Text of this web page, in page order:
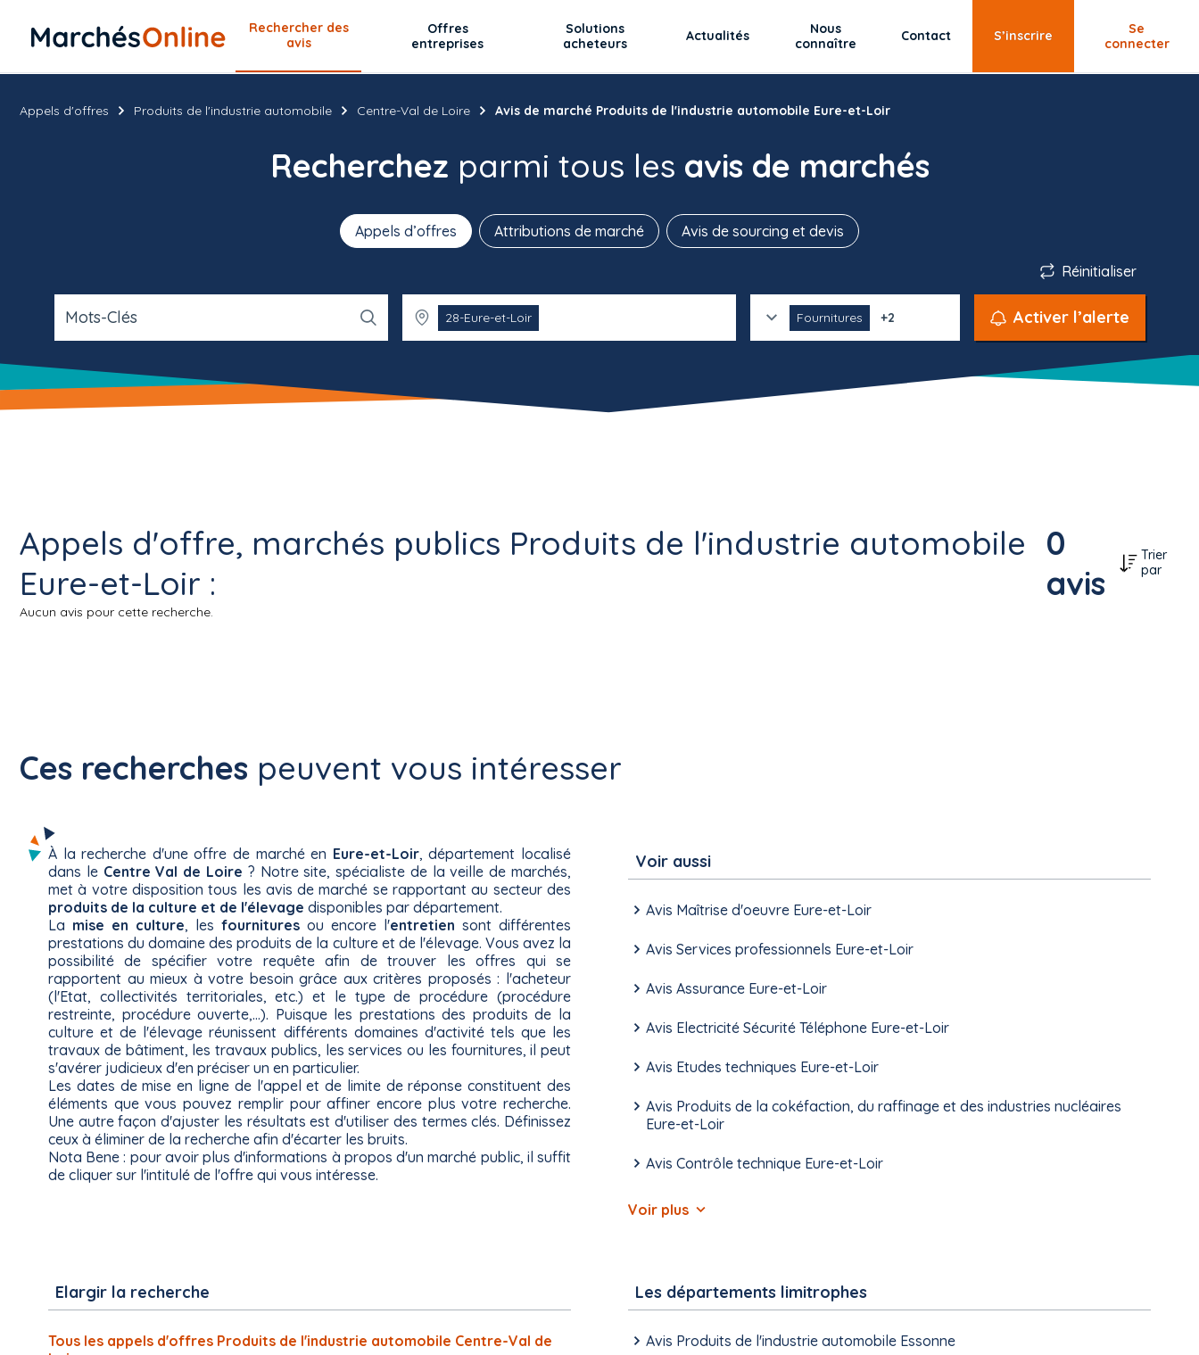
Rechercher des
avis
Offres
entreprises
Solutions
acheteurs
Actualités
Nous
connaître
Contact S’inscrire
Se
connecter
Recherchez parmi tous les avis de marchés
Appels d’offres Attributions de marché Avis de sourcing et devis
Réinitialiser
Mots-Clés 28-Eure-et-Loir Fournitures +2 Activer l’alerte
Appels d'offres Produits de l'industrie automobile Centre-Val de Loire Avis de marché Produits de l'industrie automobile Eure-et-Loir
Appels d'offre, marchés publics Produits de l'industrie automobile
Eure-et-Loir :
0
avis
Trier
par
Aucun avis pour cette recherche.
Ces recherches peuvent vous intéresser
À la recherche d'une offre de marché en Eure-et-Loir, département localisé
dans le Centre Val de Loire ? Notre site, spécialiste de la veille de marchés,
met à votre disposition tous les avis de marché se rapportant au secteur des
produits de la culture et de l'élevage disponibles par département.
La mise en culture, les fournitures ou encore l'entretien sont différentes
prestations du domaine des produits de la culture et de l'élevage. Vous avez la
possibilité de spécifier votre requête afin de trouver les offres qui se
rapportent au mieux à votre besoin grâce aux critères proposés : l'acheteur
(l'Etat, collectivités territoriales, etc.) et le type de procédure (procédure
restreinte, procédure ouverte,...). Puisque les prestations des produits de la
culture et de l'élevage réunissent différents domaines d'activité tels que les
travaux de bâtiment, les travaux publics, les services ou les fournitures, il peut
s'avérer judicieux d'en préciser un en particulier.
Les dates de mise en ligne de l'appel et de limite de réponse constituent des
éléments que vous pouvez remplir pour affiner encore plus votre recherche.
Une autre façon d'ajuster les résultats est d'utiliser des termes clés. Définissez
ceux à éliminer de la recherche afin d'écarter les bruits.
Nota Bene : pour avoir plus d'informations à propos d'un marché public, il suffit
de cliquer sur l'intitulé de l'offre qui vous intéresse.
Voir aussi
Avis Maîtrise d'oeuvre Eure-et-Loir
Avis Services professionnels Eure-et-Loir
Avis Assurance Eure-et-Loir
Avis Electricité Sécurité Téléphone Eure-et-Loir
Avis Etudes techniques Eure-et-Loir
Avis Produits de la cokéfaction, du raffinage et des industries nucléaires
Eure-et-Loir
Avis Contrôle technique Eure-et-Loir
Voir plus
Elargir la recherche
Tous les appels d'offres Produits de l'industrie automobile Centre-Val de
Les départements limitrophes
Avis Produits de l'industrie automobile Essonne